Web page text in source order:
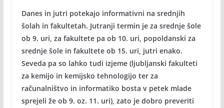
Danes in jutri potekajo informativni na srednjih
šolah in fakultetah. Jutranji termin je za srednje šole
ob 9. uri, za fakultete pa ob 10. uri, popoldanski za
srednje šole in fakultete ob 15. uri, jutri enako.
Seveda pa so lahko tudi izjeme (ljubljanski fakulteti
za kemijo in kemijsko tehnologijo ter za
računalništvo in informatiko bosta v petek mlade
sprejeli že ob 9. oz. 11. uri), zato je dobro preveriti